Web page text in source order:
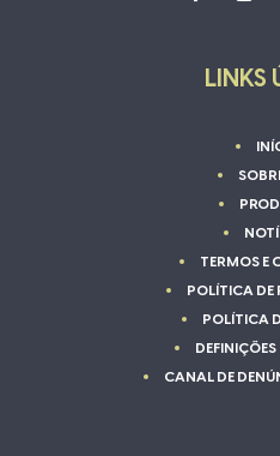
LINKS
TERMOS E
POLÍTICA DE
POLÍTICA
CANAL DE